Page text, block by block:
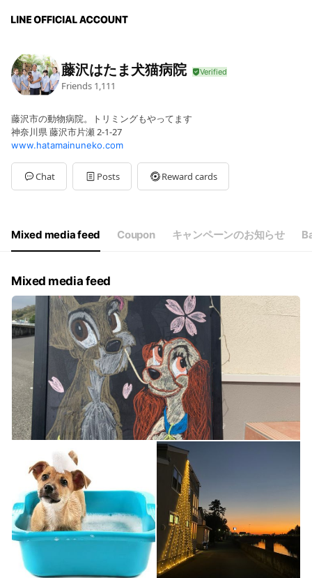
藤沢はたま犬猫病院
Friends 1,111
藤沢市の動物病院。トリミングもやってます
神奈川県 藤沢市片瀬 2-1-27
www.hatamainuneko.com
Chat Posts Reward cards
Mixed media feed Coupon キャンペーンのお知らせ
Mixed media feed